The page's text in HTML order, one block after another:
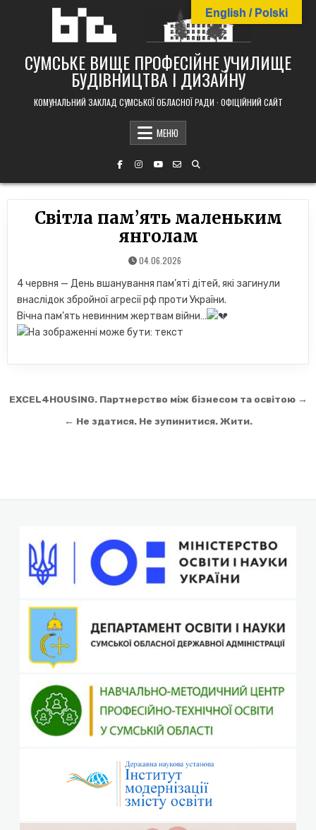
СУМСЬКЕ ВИЩЕ ПРОФЕСІЙНЕ УЧИЛИЩЕ
БУДІВНИЦТВА І ДИЗАЙНУ
КОМУНАЛЬНИЙ ЗАКЛАД СУМСЬКОЇ ОБЛАСНОЇ РАДИ · ОФІЦІЙНИЙ САЙТ
МЕНЮ
Світла пам’ять маленьким
янголам
04.06.2026
4 червня — День вшанування пам’яті дітей, які загинули
внаслідок збройної агресії рф проти України.
Вічна пам’ять невинним жертвам війни…
Навігація
записів
EXCEL4HOUSING. Партнерство між бізнесом та освітою →
← Не здатися. Не зупинитися. Жити.
English / Polski